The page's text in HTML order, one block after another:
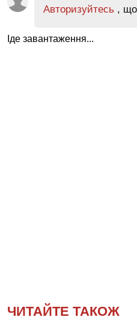
Авторизуйтесь ,
Іде завантаження...
ЧИТАЙТЕ ТАКОЖ